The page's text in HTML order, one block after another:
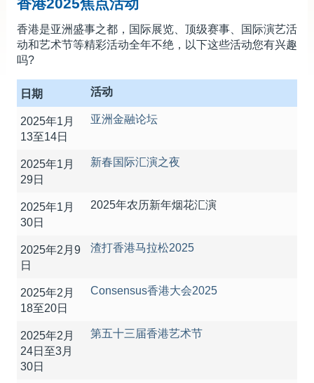
相关网站
香港是亚洲盛事之都，国际展览、顶级赛事、国际演艺活
动和艺术节等精彩活动全年不绝，以下这些活动您有兴趣
吗?
日期 活动
2025年1月
13至14日
亚洲金融论坛
2025年1月
29日
新春国际汇演之夜
2025年1月
30日
2025年农历新年烟花汇演
2025年2月9
日
渣打香港马拉松2025
2025年2月
18至20日
Consensus香港大会2025
2025年2月
24日至3月
30日
第五十三届香港艺术节